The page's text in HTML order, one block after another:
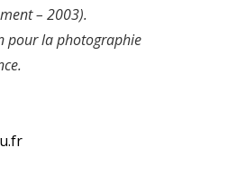
– 2003).
pour la photographie